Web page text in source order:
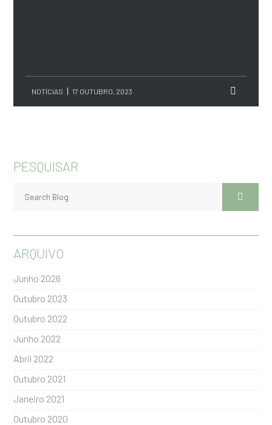
NOTÍCIAS 17 OUTUBRO, 2023
PESQUISAR
ARQUIVO
Junho 2026
Outubro 2023
Outubro 2022
Junho 2022
Abril 2022
Outubro 2021
Janeiro 2021
Outubro 2020